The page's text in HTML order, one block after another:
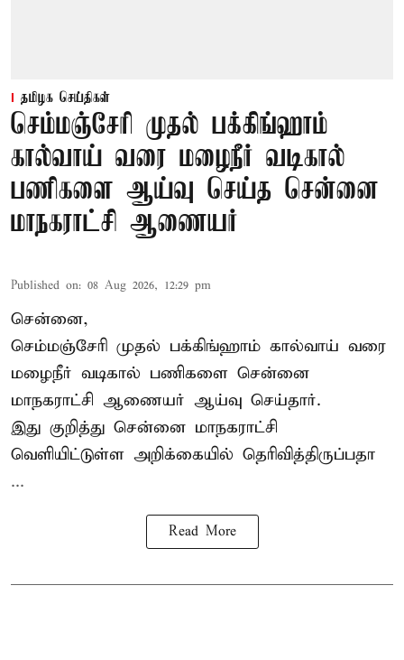
தமிழக செய்திகள்
செம்மஞ்சேரி முதல் பக்கிங்ஹாம்
கால்வாய் வரை மழைநீர் வடிகால்
பணிகளை ஆய்வு செய்த சென்னை
மாநகராட்சி ஆணையர்
Published on: 08 Aug 2026, 12:29 pm
சென்னை,
செம்மஞ்சேரி முதல் பக்கிங்ஹாம் கால்வாய் வரை
மழைநீர் வடிகால் பணிகளை சென்னை
மாநகராட்சி ஆணையர் ஆய்வு செய்தார்.
இது குறித்து சென்னை மாநகராட்சி
வெளியிட்டுள்ள அறிக்கையில் தெரிவித்திருப்பதா
...
Read More